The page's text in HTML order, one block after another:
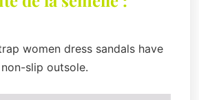
women dress sandals have
non-slip outsole.